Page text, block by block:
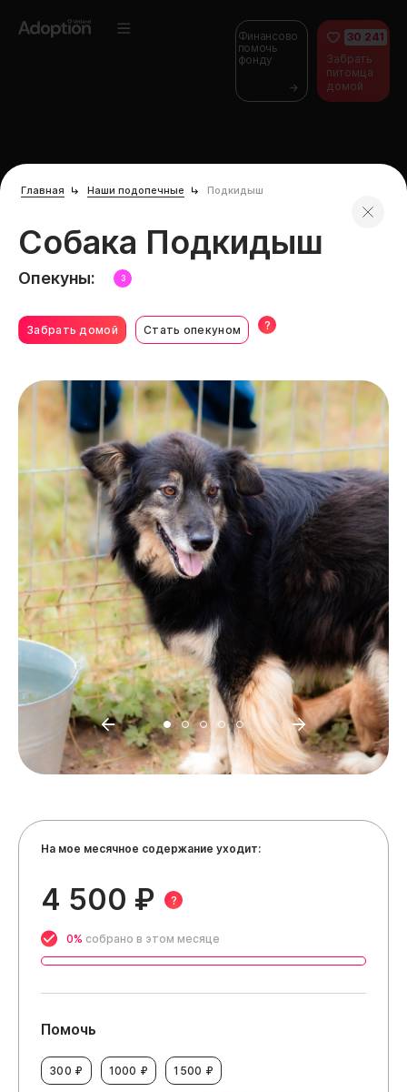
Финансово
помочь
фонду
30 241
Забрать
питомца
домой
Главная Наши подопечные Подкидыш
Собака Подкидыш
Забрать домой Стать опекуном ?
Опекуны: З
На мое месячное содержание уходит:
4 500 ₽ ?
0% собрано в этом месяце
Помочь
300 ₽ 1000 ₽ 1500 ₽